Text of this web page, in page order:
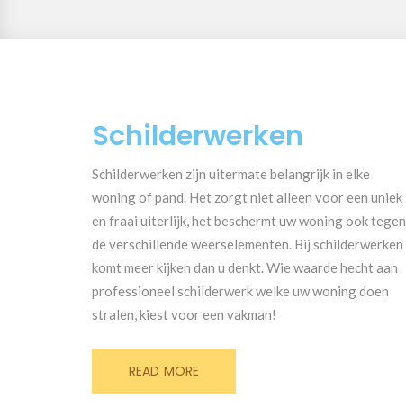
Schilderwerken
Schilderwerken zijn uitermate belangrijk in elke
woning of pand. Het zorgt niet alleen voor een uniek
en fraai uiterlijk, het beschermt uw woning ook tegen
de verschillende weerselementen. Bij schilderwerken
komt meer kijken dan u denkt. Wie waarde hecht aan
professioneel schilderwerk welke uw woning doen
stralen, kiest voor een vakman!
READ MORE